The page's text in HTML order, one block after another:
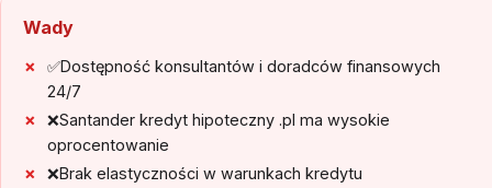
Wady
✅Dostępność konsultantów i doradców finansowych
24/7
❌Santander kredyt hipoteczny .pl ma wysokie
oprocentowanie
❌Brak elastyczności w warunkach kredytu